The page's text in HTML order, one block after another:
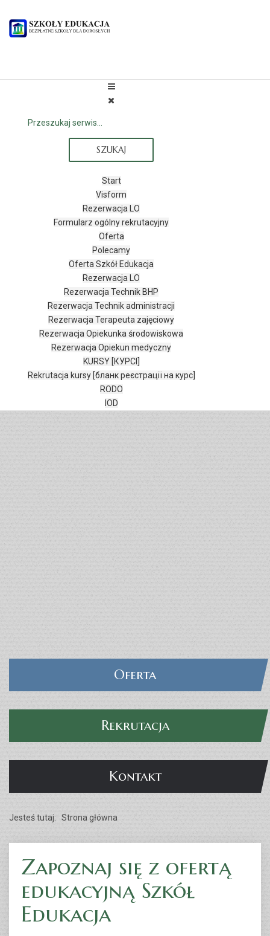
SZUKAJ
Start
Visform
Rezerwacja LO
Formularz ogólny rekrutacyjny
Oferta
Polecamy
Oferta Szkół Edukacja
Rezerwacja LO
Rezerwacja Technik BHP
Rezerwacja Technik administracji
Rezerwacja Terapeuta zajęciowy
Rezerwacja Opiekunka środowiskowa
Rezerwacja Opiekun medyczny
KURSY [КУРСІ]
Rekrutacja kursy [бланк реєстрації на курс]
RODO
IOD
SZKOŁY EDUKACJA
LICEUM OGÓLNOKSZTAŁCĄCE DLA DOROSŁYCH
CZYTAJ WIĘCEJ...
Oferta
Rekrutacja
Kontakt
Jesteś tutaj: Strona główna
Zapoznaj się z ofertą
edukacyjną Szkół
Edukacja